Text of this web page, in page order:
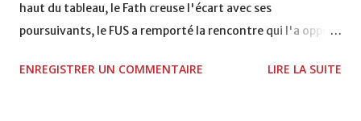
haut du tableau, le Fath creuse l'écart avec ses
poursuivants, le FUS a remporté la rencontre qui l'a opposé
2, Badr Kachani a ouvert la marque à la 38e pour les
ENREGISTRER UN COMMENTAIRE LIRE LA SUITE